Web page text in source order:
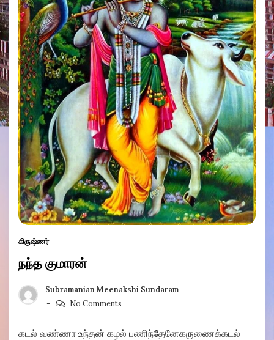
கிருஷ்ணர்
நந்த குமாரன்
Subramanian Meenakshi Sundaram
No Comments
கடல் வண்ணா உந்தன் கழல் பணிந்தேனேகருணைக்கடல்